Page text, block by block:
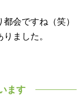
会ですね（笑）
ました。
ます